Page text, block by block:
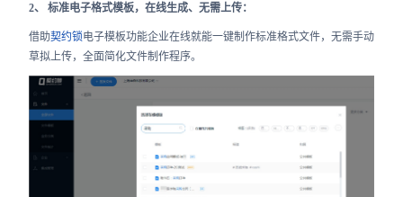
2、 标准电子格式模板，在线生成、无需上传：
借助契约锁电子模板功能企业在线就能一键制作标准格式文件，无需手动
草拟上传，全面简化文件制作程序。